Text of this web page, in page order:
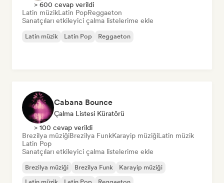
> 600 cevap verildi
Latin müzikLatin PopReggaeton
Sanatçıları etkileyici çalma listelerime ekle
Latin müzik Latin Pop Reggaeton
Cabana Bounce
Çalma Listesi Küratörü
> 100 cevap verildi
Brezilya müziğiBrezilya FunkKarayip müziğiLatin müzik
Latin Pop
Sanatçıları etkileyici çalma listelerime ekle
Brezilya müziği Brezilya Funk
Karayip müziği